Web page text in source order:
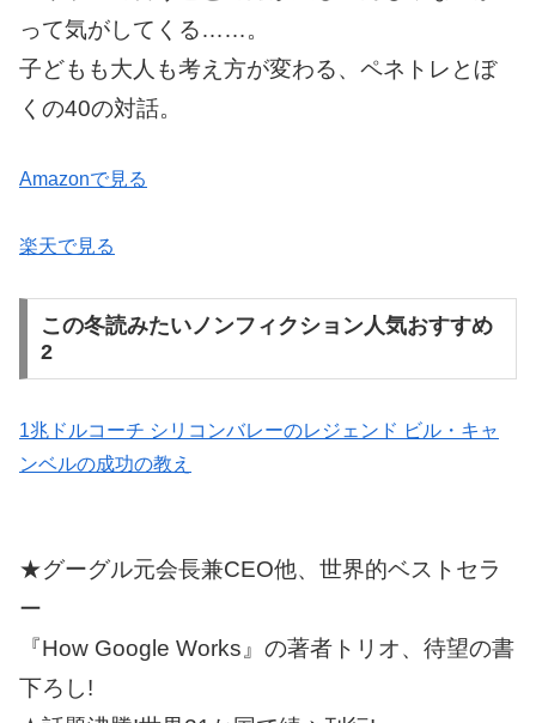
って気がしてくる……。
子どもも大人も考え方が変わる、ペネトレとぼ
くの40の対話。
Amazonで見る
楽天で見る
この冬読みたいノンフィクション人気おすすめ
2
1兆ドルコーチ シリコンバレーのレジェンド ビル・キャ
ンベルの成功の教え
★グーグル元会長兼CEO他、世界的ベストセラ
ー
『How Google Works』の著者トリオ、待望の書
下ろし!